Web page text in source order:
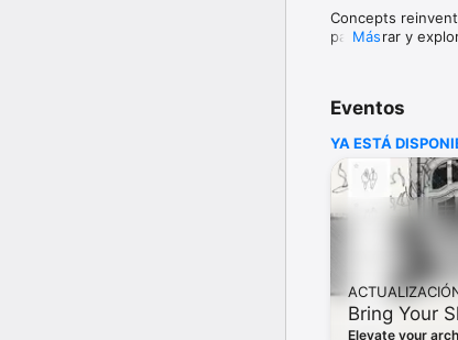
Concepts
para iterar y
• Hacer notas,
Concepts está
herramientas
volver a
Los creadores
Concepts para
Concepts incluye:
• Un lienzo
Más
Eventos
YA ESTÁ
Bring Your
Elevate your